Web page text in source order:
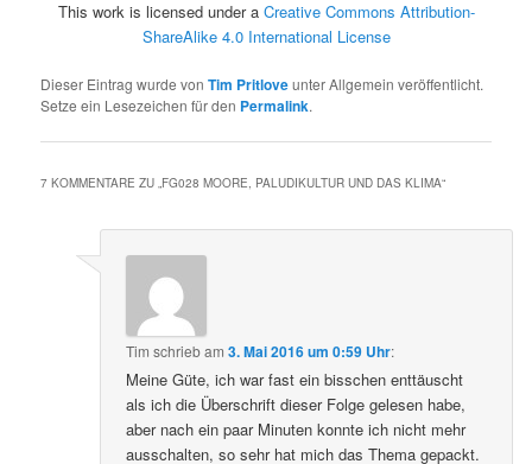
This work is licensed under a Creative Commons Attribution-
ShareAlike 4.0 International License
Dieser Eintrag wurde vonTim Pritloveunter Allgemein veröffentlicht.
Setze ein Lesezeichen für den Permalink.
7 KOMMENTARE ZU „FG028 MOORE, PALUDIKULTUR UND DAS KLIMA“
Tim schriebam3. Mai 2016 um 0:59 Uhr:
Meine Güte, ich war fast ein bisschen enttäuscht
als ich die Überschrift dieser Folge gelesen habe,
aber nach ein paar Minuten konnte ich nicht mehr
ausschalten, so sehr hat mich das Thema gepackt.